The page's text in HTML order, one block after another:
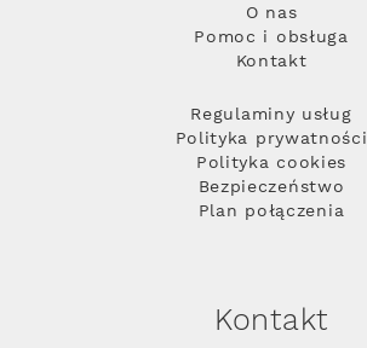
O nas
Pomoc i obsługa
Kontakt
Regulaminy usług
Polityka prywatności
Polityka cookies
Bezpieczeństwo
Plan połączenia
Kontakt